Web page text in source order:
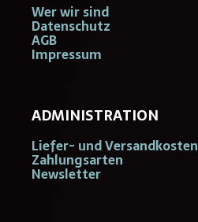
Wer wir sind
Datenschutz
AGB
Impressum
ADMINISTRATION
Liefer- und Versandkosten
Zahlungsarten
Newsletter